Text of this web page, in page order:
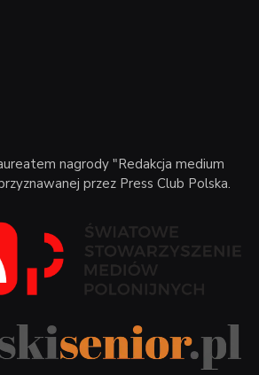
nagrody "Redakcja medium
przez Press Club Polska.